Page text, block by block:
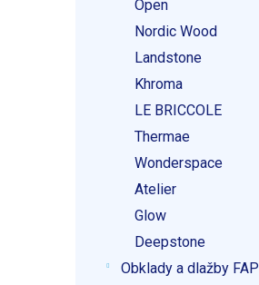
Open
Nordic Wood
Landstone
Khroma
LE BRICCOLE
Thermae
Wonderspace
Atelier
Glow
Deepstone
Obklady a dlažby FAP